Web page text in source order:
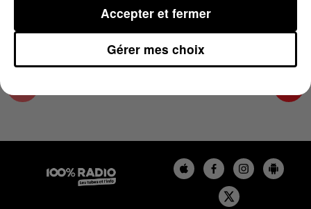
Gérer mes choix
Accepter et fermer